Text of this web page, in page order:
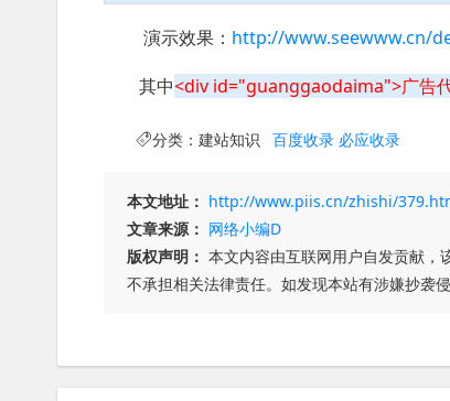
演示效果： http://www.seewww.cn/
其中<div id="guanggaodaima">广告
分类： 建站知识 百度收录 必应收录
本文地址： http://www.piis.cn/zhishi/
文章来源： 网络小编D
版权声明： 本文内容由互联网用户自发贡献，
不承担相关法律责任。如发现本站有涉嫌抄袭